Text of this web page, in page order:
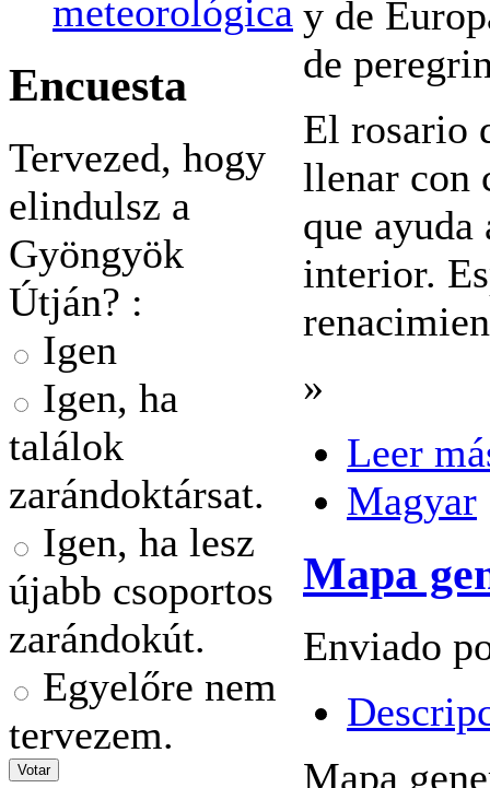
meteorológica
Encuesta
Tervezed, hogy
elindulsz a
Gyöngyök
Útján? :
Igen
Igen, ha
találok
zarándoktársat.
Igen, ha lesz
újabb csoportos
zarándokút.
Egyelőre nem
tervezem.
y de
de
El rosario
llenar con
que
interior.
»
Leer
Magyar
Mapa
Enviado
Mapa